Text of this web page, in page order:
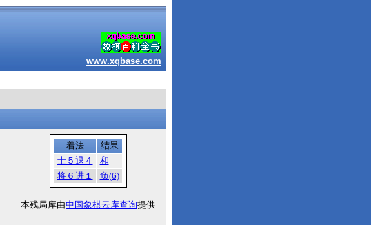
www.xqbase.com
着法
结果
士５退４
和
将６进１
负(6)
本残局库由中国象棋云库查询提供